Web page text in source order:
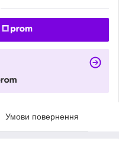
Умови повернення